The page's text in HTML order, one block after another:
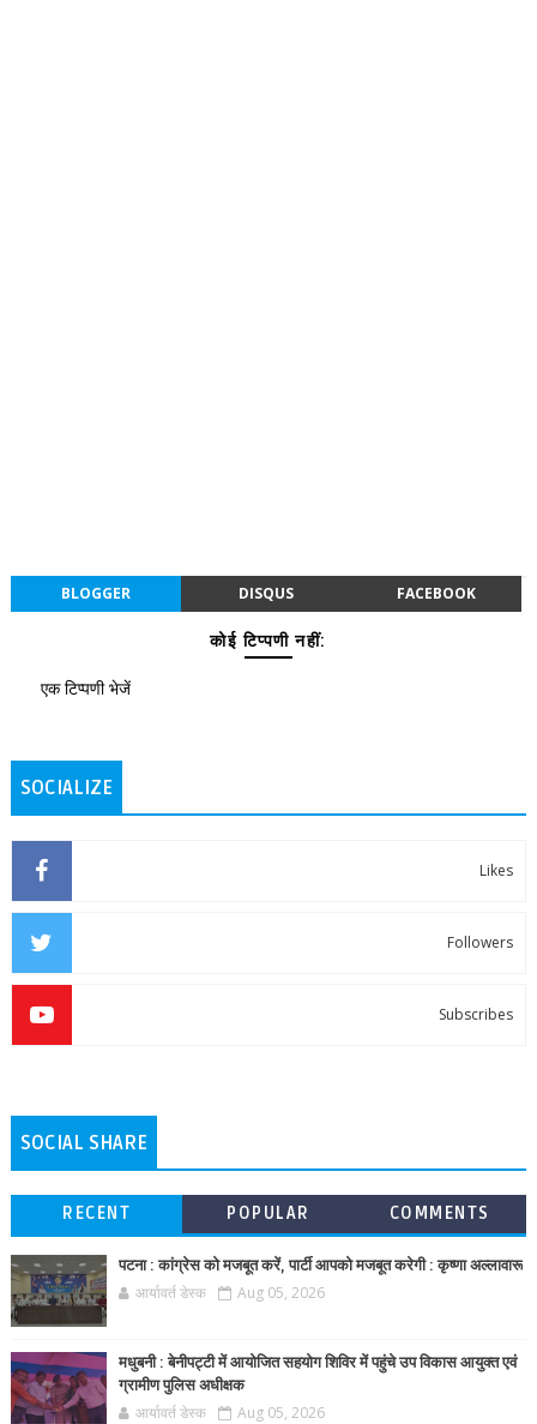
BLOGGER DISQUS FACEBOOK
कोई टिप्पणी नहीं:
एक टिप्पणी भेजें
SOCIALIZE
Likes
Followers
Subscribes
SOCIAL SHARE
RECENT POPULAR COMMENTS
पटना : कांग्रेस को मजबूत करें, पार्टी आपको मजबूत करेगी : कृष्णा अल्लावारू
आर्यावर्त डेस्क Aug 05, 2026
मधुबनी : बेनीपट्टी में आयोजित सहयोग शिविर में पहुंचे उप विकास आयुक्त एवं
ग्रामीण पुलिस अधीक्षक
आर्यावर्त डेस्क Aug 05, 2026